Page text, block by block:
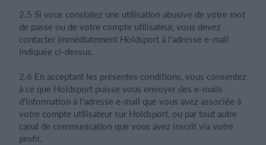
2.5 Si vous constatez une utilisation abusive de votre mot
de passe ou de votre compte utilisateur, vous devez
contacter immédiatement Holdsport à l'adresse e-mail
indiquée ci-dessus.
2.6 En acceptant les présentes conditions, vous consentez
à ce que Holdsport puisse vous envoyer des e-mails
d'information à l'adresse e-mail que vous avez associée à
votre compte utilisateur sur Holdsport, ou par tout autre
canal de communication que vous avez inscrit via votre
profil.